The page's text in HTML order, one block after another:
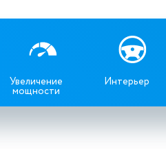
Увеличение
мощности
Интерьер